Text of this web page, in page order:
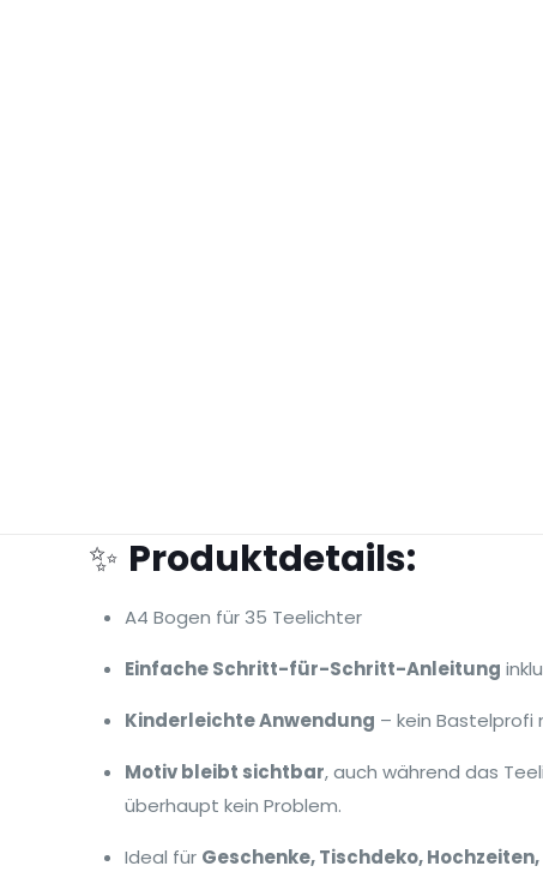
✨ Produktdetails:
A4 Bogen für 35 Teelichter
Einfache Schritt-für-Schritt-Anleitung
Kinderleichte Anwendung – kein Bastelprofi
Motiv bleibt sichtbar, auch während das
überhaupt kein Problem.
Ideal für Geschenke, Tischdeko,